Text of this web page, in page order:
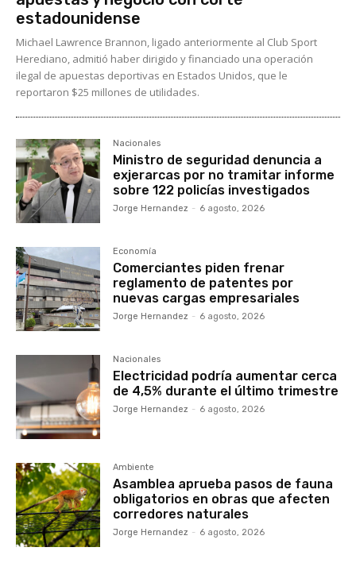
estadounidense
Michael Lawrence Brannon, ligado anteriormente al Club Sport
Herediano, admitió haber dirigido y financiado una operación
ilegal de apuestas deportivas en Estados Unidos, que le
reportaron $25 millones de utilidades.
Nacionales
Ministro de seguridad denuncia a
exjerarcas por no tramitar informe
sobre 122 policías investigados
Jorge Hernandez - 6 agosto, 2026
Economía
Comerciantes piden frenar
reglamento de patentes por
nuevas cargas empresariales
Jorge Hernandez - 6 agosto, 2026
Nacionales
Electricidad podría aumentar cerca
de 4,5% durante el último trimestre
Jorge Hernandez - 6 agosto, 2026
Ambiente
Asamblea aprueba pasos de fauna
obligatorios en obras que afecten
corredores naturales
Jorge Hernandez - 6 agosto, 2026